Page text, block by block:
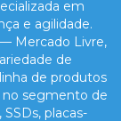
em
e agilidade.
Mercado Livre,
de
de produtos
no segmento de
placas-